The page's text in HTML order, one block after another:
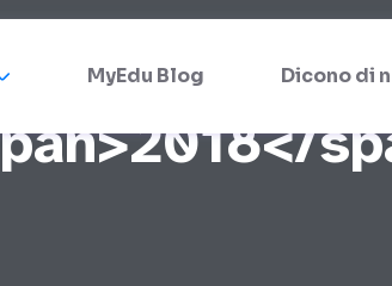
MyEdu Blog Dicono di